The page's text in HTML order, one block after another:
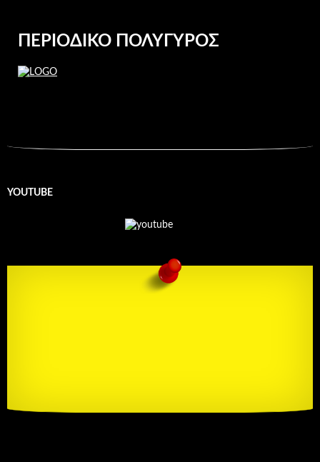
ΠΕΡΙΟΔΙΚΌ ΠΟΛΎΓΥΡΟΣ
YOUTUBE